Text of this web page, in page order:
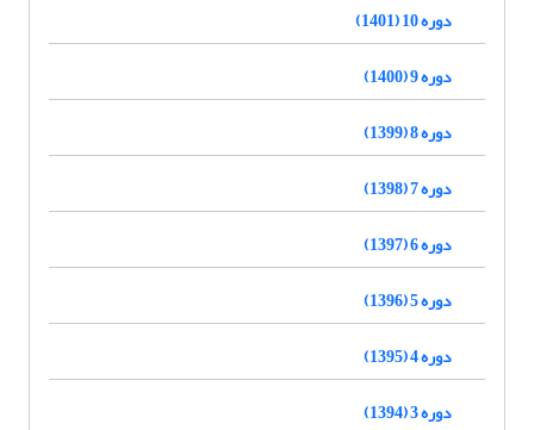
دوره 10 (1401)
دوره 9 (1400)
دوره 8 (1399)
دوره 7 (1398)
دوره 6 (1397)
دوره 5 (1396)
دوره 4 (1395)
دوره 3 (1394)